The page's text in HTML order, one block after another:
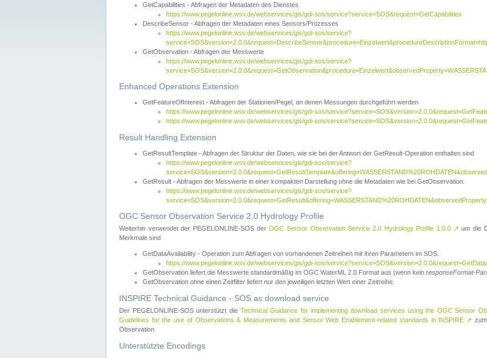
GetCapabilities - Abfragen der Metadaten des Dienstes
https://www.pegelonline.wsv.de/webservices/gis/gdi-sos/service?service=SOS&request=GetCapabilities
DescribeSensor - Abfragen der Metadaten eines Sensors/Prozesses
https://www.pegelonline.wsv.de/webservices/gis/gdi-sos/service?
GetObservation - Abfragen der Messwerte
https://www.pegelonline.wsv.de/webservices/gis/gdi-sos/service?
Enhanced Operations Extension
GetFeatureOfInterest - Abfragen der Stationen/Pegel, an denen Messungen durchgeführt werden
https://www.pegelonline.wsv.de/webservices/gis/gdi-sos/
https://www.pegelonline.wsv.de/webservices/gis/gdi-sos/
Result Handling Extension
GetResultTemplate - Abfragen der Struktur der Daten, wie sie bei der Antwort der GetResult-Operation enthalten sind
https://www.pegelonline.wsv.de/webservices/gis/gdi-sos/service?
GetResult - Abfragen der Messwerte in einer kompakten Darstellung ohne die Metadaten wie bei GetObservation.
https://www.pegelonline.wsv.de/webservices/gis/gdi-sos/service?
OGC Sensor Observation Service 2.0 Hydrology Profile
Weiterhin verwendet der PEGELONLINE-SOS derOGC Sensor Observation Service 2.0 Hydrology Profile 1.0.0 ↗ um die
Merkmale sind
GetDataAvailability - Operation zum Abfragen von vorhandenen Zeitreihen mit ihren Parametern im SOS.
https://www.pegelonline.wsv.de/webservices/gis/gdi-sos/
GetObservation liefert die Messwerte standardmäßig im OGC WaterML 2.0 Format aus (wenn kein responseFormat-
GetObservation ohne einen Zeitfilter liefert nur den jeweiligen letzten Wert einer Zeitreihe.
INSPIRE Technical Guidance - SOS as download service
Der PEGELONLINE-SOS unterstützt die Technical Guidance for implementing download services using the OGC Sensor
Guidelines for the use of Observations & Measurements and Sensor Web Enablement-related standards in INSPIRE ↗
Observation
Unterstützte Encodings